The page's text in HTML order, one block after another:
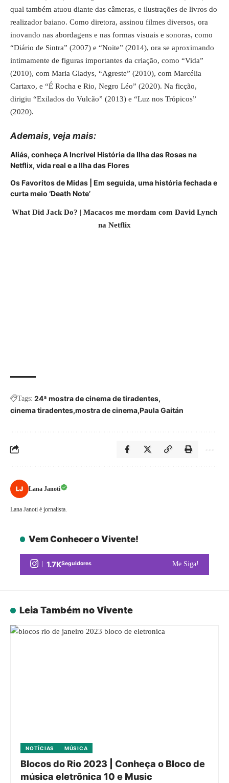
qual também atuou diante das câmeras, e ilustrações de livros do
realizador baiano. Como diretora, assinou filmes diversos, ora
inovando nas abordagens e nas formas visuais e sonoras, como
“Diário de Sintra” (2007) e “Noite” (2014), ora se aproximando
intimamente de figuras importantes da criação, como “Vida”
(2010), com Maria Gladys, “Agreste” (2010), com Marcélia
Cartaxo, e “É Rocha e Rio, Negro Léo” (2020). Na ficção,
dirigiu “Exilados do Vulcão” (2013) e “Luz nos Trópicos”
(2020).
Ademais, veja mais:
Aliás, conheça A Incrível História da Ilha das Rosas na
Netflix, vida real e a Ilha das Flores
Os Favoritos de Midas | Em seguida, uma história fechada e
curta meio ‘Death Note’
What Did Jack Do? | Macacos me mordam com David Lynch
na Netflix
Tags: 24ª mostra de cinema de tiradentes
cinema tiradentes mostra de cinema Paula Gaitán
Lana Janoti
Lana Janoti é jornalista.
Vem Conhecer o Vivente!
1.7KSeguidores Me Siga!
Leia Também no Vivente
NOTÍCIAS MÚSICA
Blocos do Rio 2023 | Conheça o Bloco de
música eletrônica 10 e Music